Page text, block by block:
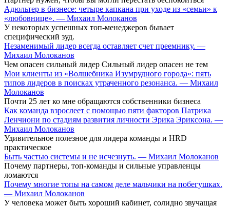
Адюльтер в бизнесе: четыре капкана при уходе из «семьи» к
«любовнице». — Михаил Молоканов
У некоторых успешных топ-менеджеров бывает
специфический зуд.
Незаменимый лидер всегда оставляет счет преемнику. —
Михаил Молоканов
Чем опасен сильный лидер Сильный лидер опасен не тем
Мои клиенты из «Волшебника Изумрудного города»: пять
типов лидеров в поисках утраченного резонанса. — Михаил
Молоканов
Почти 25 лет ко мне обращаются собственники бизнеса
Как команда взрослеет с помощью пяти факторов Патрика
Ленчиони по стадиям развития личности Эрика Эриксона. —
Михаил Молоканов
Удивительное полезное для лидера команды и HRD
практическое
Быть частью системы и не исчезнуть. — Михаил Молоканов
Почему партнеры, топ-команды и сильные управленцы
ломаются
Почему многие топы на самом деле мальчики на побегушках.
— Михаил Молоканов
У человека может быть хороший кабинет, солидно звучащая